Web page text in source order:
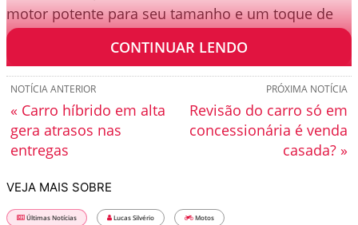
motor potente para seu tamanho e um toque de
classe.
CONTINUAR LENDO
PRÓXIMA NOTÍCIA
Revisão do carro só em
concessionária é venda
casada? »
NOTÍCIA ANTERIOR
« Carro híbrido em alta
gera atrasos nas
entregas
VEJA MAIS SOBRE
Últimas Notícias Lucas Silvério Motos